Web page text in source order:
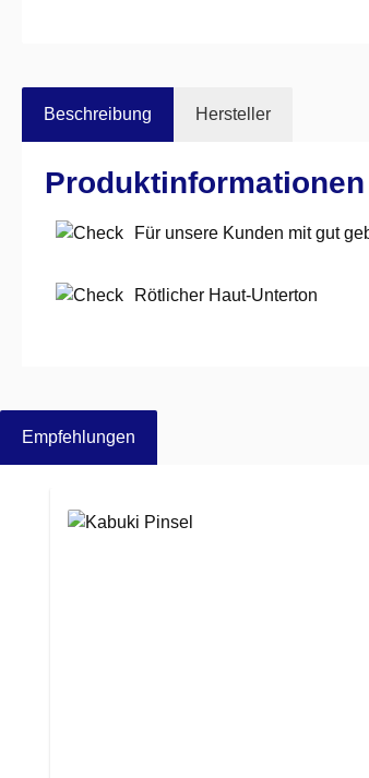
Beschreibung Hersteller
Für unsere Kunden mit gut
Rötlicher Haut-Unterton
Empfehlungen